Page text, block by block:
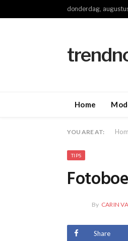
donderdag,
Home
YOU ARE AT:
TIPS
By CARIN
Share